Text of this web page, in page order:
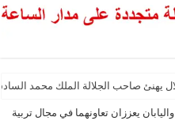
يهنئ صاحب الجلالة الملك محمد
يعززان تعاونهما في مجال تربية